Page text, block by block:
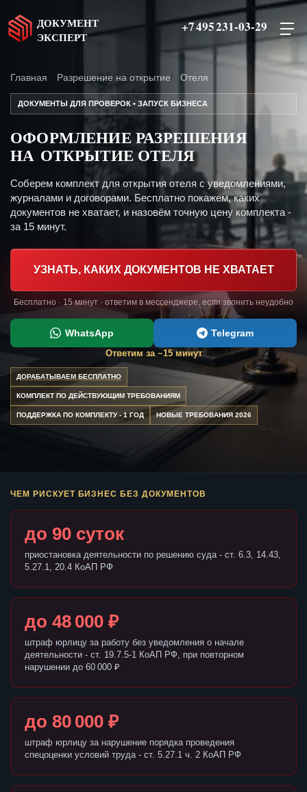
ДОКУМЕНТ
ЭКСПЕРТ
+7 495 231-03-29
Главная Разрешение на открытие Отеля
ДОКУМЕНТЫ ДЛЯ ПРОВЕРОК • ЗАПУСК БИЗНЕСА
ОФОРМЛЕНИЕ РАЗРЕШЕНИЯ
НА ОТКРЫТИЕ ОТЕЛЯ
Соберем комплект для открытия отеля с уведомлениями,
журналами и договорами. Бесплатно покажем, каких
документов не хватает, и назовём точную цену комплекта -
за 15 минут.
УЗНАТЬ, КАКИХ ДОКУМЕНТОВ НЕ ХВАТАЕТ
Бесплатно · 15 минут · ответим в мессенджере, если звонить неудобно
WhatsApp Telegram
Ответим за ~15 минут
ДОРАБАТЫВАЕМ БЕСПЛАТНО
КОМПЛЕКТ ПО ДЕЙСТВУЮЩИМ ТРЕБОВАНИЯМ
ПОДДЕРЖКА ПО КОМПЛЕКТУ - 1 ГОД НОВЫЕ ТРЕБОВАНИЯ 2026
ЧЕМ РИСКУЕТ БИЗНЕС БЕЗ ДОКУМЕНТОВ
до 90 суток
приостановка деятельности по решению суда - ст. 6.3, 14.43,
5.27.1, 20.4 КоАП РФ
до 48 000 ₽
штраф юрлицу за работу без уведомления о начале
деятельности - ст. 19.7.5-1 КоАП РФ, при повторном
нарушении до 60 000 ₽
до 80 000 ₽
штраф юрлицу за нарушение порядка проведения
спецоценки условий труда - ст. 5.27.1 ч. 2 КоАП РФ